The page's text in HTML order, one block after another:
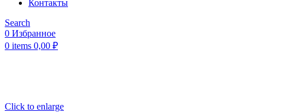
Контакты
Search
0 Избранное
0 items 0,00 ₽
Click to enlarge